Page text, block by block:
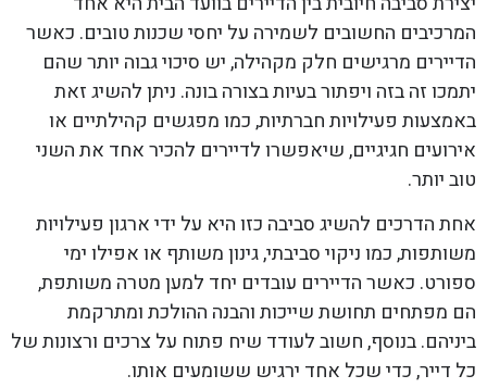
המרכיבים החשובים לשמירה על יחסי שכנות טובים. כאשר
הדיירים מרגישים חלק מקהילה, יש סיכוי גבוה יותר שהם
יתמכו זה בזה ויפתור בעיות בצורה בונה. ניתן להשיג זאת
באמצעות פעילויות חברתיות, כמו מפגשים קהילתיים או
אירועים חגיגיים, שיאפשרו לדיירים להכיר אחד את השני
טוב יותר.
אחת הדרכים להשיג סביבה כזו היא על ידי ארגון פעילויות
משותפות, כמו ניקוי סביבתי, גינון משותף או אפילו ימי
ספורט. כאשר הדיירים עובדים יחד למען מטרה משותפת,
הם מפתחים תחושת שייכות והבנה ההולכת ומתרקמת
ביניהם. בנוסף, חשוב לעודד שיח פתוח על צרכים ורצונות של
כל דייר, כדי שכל אחד ירגיש ששומעים אותו.